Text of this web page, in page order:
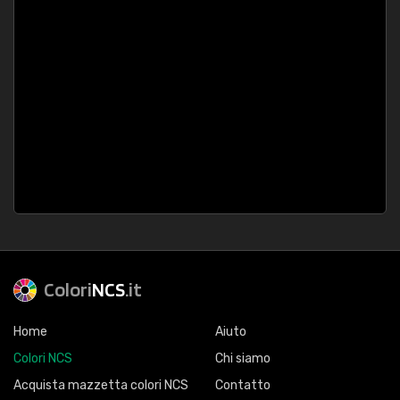
ColoriNCS.it
Home
Colori NCS
Acquista mazzetta colori NCS
Aiuto
Chi siamo
Contatto